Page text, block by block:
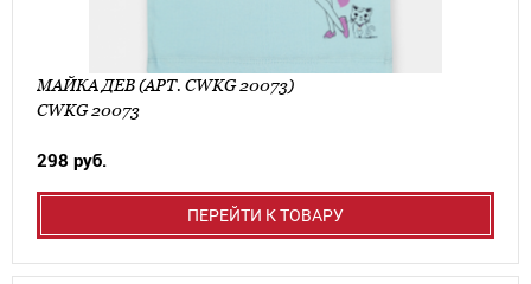
МАЙКА ДЕВ (АРТ. CWKG 20073)
CWKG 20073
298 руб.
ПЕРЕЙТИ К ТОВАРУ